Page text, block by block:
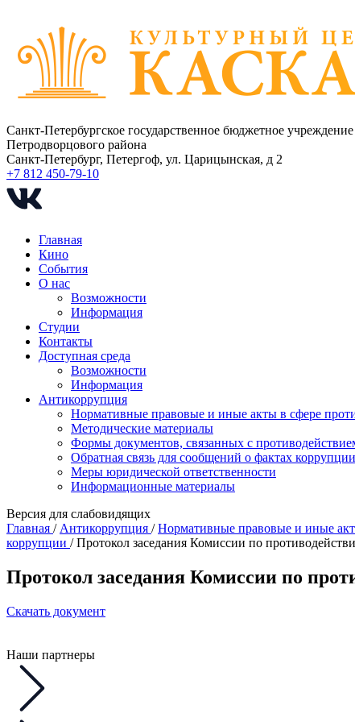
Санкт-Петербургское государственное бюджетное
Петродворцового района
Санкт-Петербург, Петергоф, ул. Царицынская, д 2
+7 812 450-79-10
Главная
Кино
События
О нас
Возможности
Информация
Студии
Контакты
Доступная среда
Возможности
Информация
Антикоррупция
Нормативные правовые и иные акты в сфере
Методические материалы
Формы документов, связанных с
Обратная связь для сообщений о фактах коррупции
Меры юридической ответственности
Информационные материалы
Версия для слабовидящих
Главная / Антикоррупция /Нормативные правовые и иные
коррупции /Протокол заседания Комиссии по
Протокол заседания Комиссии по
Скачать документ
Наши партнеры